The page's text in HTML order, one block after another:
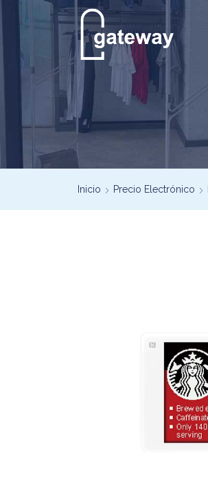
Inicio Precio Electrónico